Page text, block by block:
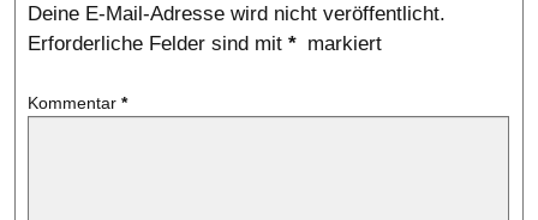
Deine E-Mail-Adresse wird nicht veröffentlicht.
Erforderliche Felder sind mit * markiert
Kommentar *